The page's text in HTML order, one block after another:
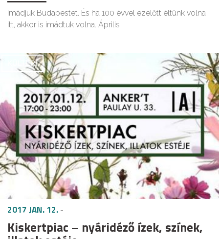
Imádjuk Budapestet. És ha 100 évvel ezelőtt éltünk volna
itt, akkor is imádtuk volna. Április
KÜLTÉRI
2017 JAN. 12.-
Kiskertpiac – nyáridéző ízek, színek,